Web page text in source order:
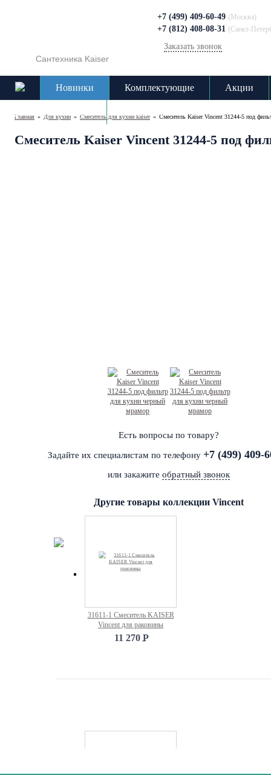
Сантехника Kaiser
+7 (499) 409-60-49 (Москва)
+7 (812) 408-08-31 (Санкт-
Заказать звонок
Новинки Комплектующие Акции
Главная » Для кухни » Cмеситель для кухни kaiser » Смеситель Kaiser Vincent 31244-5 под
Смеситель Kaiser Vincent 31244-5 под
Есть вопросы по товару?
Задайте их специалистам по телефону +7 (499) 409-
или закажите обратный звонок
Другие товары коллекции Vincent
31611-1 Смеситель KAISER
Vincent для раковины
11 270 P
-